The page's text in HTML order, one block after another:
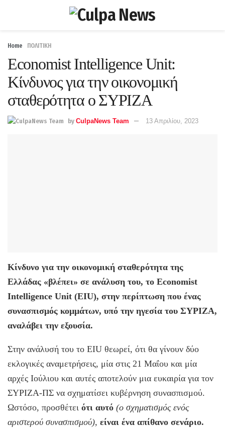
Home ΠΟΛΙΤΙΚΗ
Economist Intelligence Unit:
Κίνδυνoς για την οικονομική
σταθερότητα ο ΣΥΡΙΖΑ
by CulpaNews Team 13 Απριλίου, 2023
Κίνδυνο για την οικονομική σταθερότητα της
Ελλάδας «βλέπει» σε ανάλυση του, το Economist
Intelligence Unit (EIU), στην περίπτωση που ένας
συνασπισμός κομμάτων, υπό την ηγεσία του ΣΥΡΙΖΑ,
αναλάβει την εξουσία.
Στην ανάλυσή του το EIU θεωρεί, ότι θα γίνουν δύο
εκλογικές αναμετρήσεις, μία στις 21 Μαΐου και μία
αρχές Ιούλιου και αυτές αποτελούν μια ευκαιρία για τον
ΣΥΡΙΖΑ-ΠΣ να σχηματίσει κυβέρνηση συνασπισμού.
Ωστόσο, προσθέτει ότι αυτό (ο σχηματισμός ενός
αριστερού συνασπισμού), είναι ένα απίθανο σενάριο.